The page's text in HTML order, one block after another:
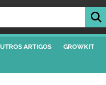
ARTIGOS GROWKIT